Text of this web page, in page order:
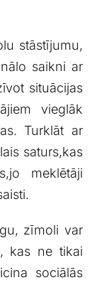
​stāstījumu,
saikni ar
situācijas
vieglāk
Turklāt ar
saturs,kas
meklētāji
zīmoli var​
kas ne tikai
sociālās